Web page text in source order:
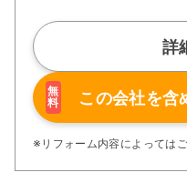
詳
無
料
この会社を含
※リフォーム内容によっては